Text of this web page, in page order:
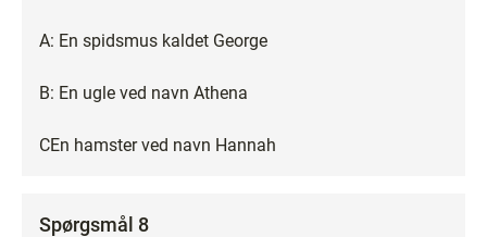
A: En spidsmus kaldet George
B: En ugle ved navn Athena
CEn hamster ved navn Hannah
Spørgsmål 8